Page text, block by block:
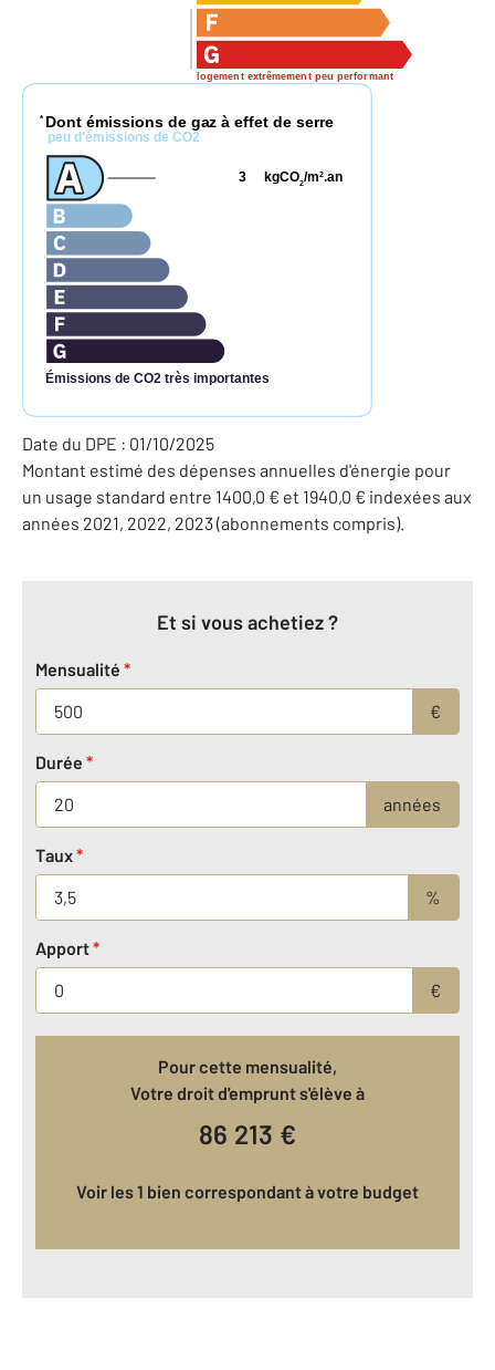
logement extrêmement peu performant
* Dont émissions de gaz à effet de serre
peu d'émissions de CO2
Émissions de CO2 très importantes
kgCO2/m2.an
3
Date du DPE : 01/10/2025
Montant estimé des dépenses annuelles d'énergie pour
un usage standard entre 1400,0 € et 1940,0 € indexées aux
années 2021, 2022, 2023 (abonnements compris).
Et si vous achetiez ?
Mensualité *
€
Durée *
années
Taux*
%
Apport*
€
Pour cette mensualité,
Votre droit d'emprunt s'élève à
86 213 €
Voir les 1 bien correspondant à votre budget